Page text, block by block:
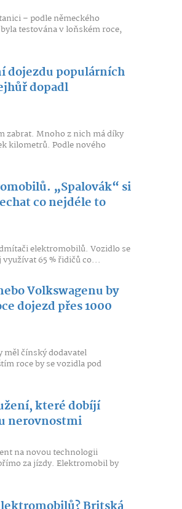
– podle německého
testována v loňském roce,
dojezdu populárních
dopadl
zabrat. Mnoho z nich má díky
kilometrů. Podle nového
„Spalovák“ si
co nejdéle to
elektromobilů. Vozidlo se
65 % řidičů co...
Volkswagenu by
dojezd přes 1000
měl čínský dodavatel
roce by se vozidla pod
které dobíjí
nerovnostmi
na novou technologii
za jízdy. Elektromobil by